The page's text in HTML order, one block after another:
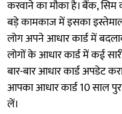
करवाने का मौका है। बैंक, सिम
बड़े कामकाज में इसका इस्तेमाल
लोग अपने आधार कार्ड में
लोगों के आधार कार्ड में कई
बार-बार आधार कार्ड अपडेट
आपका आधार कार्ड 10 साल
लें।